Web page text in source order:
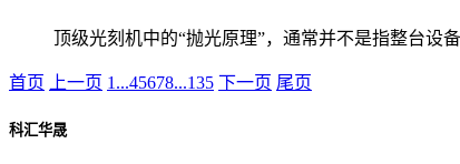
顶级光刻机中的“抛光原理”，通常并不是指整台设
首页 上一页 1 ...45678...135 下一页 尾页
科汇华晟